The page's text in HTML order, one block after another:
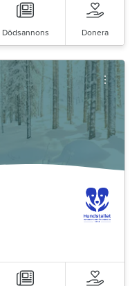
Dödsannons Donera